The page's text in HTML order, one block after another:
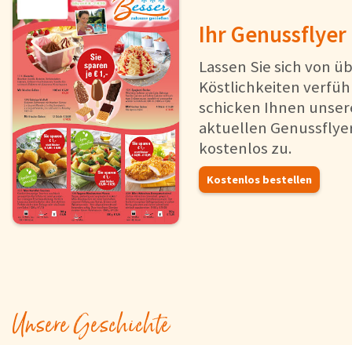
Ihr Genussflyer
Lassen Sie sich von
Köstlichkeiten
schicken Ihnen
aktuellen
kostenlos zu.
Kostenlos bestellen
Unsere Geschichte